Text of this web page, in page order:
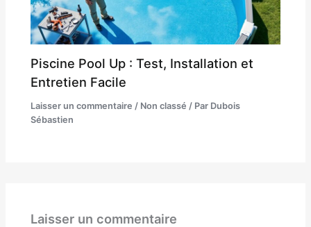
Piscine Pool Up : Test, Installation et
Entretien Facile
Laisser un commentaire / Non classé / Par Dubois
Sébastien
Laisser un commentaire